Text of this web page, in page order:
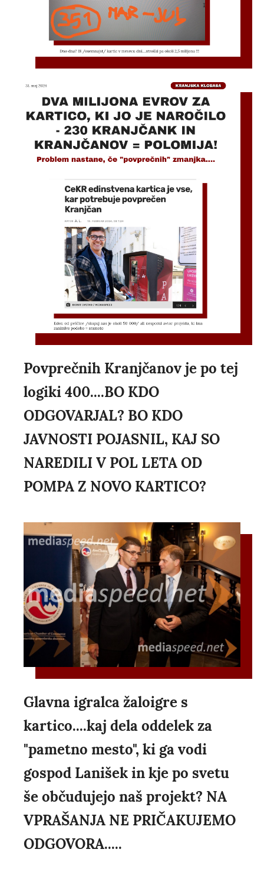
Povprečnih Kranjčanov je po tej
logiki 400....BO KDO
ODGOVARJAL? BO KDO
JAVNOSTI POJASNIL, KAJ SO
NAREDILI V POL LETA OD
POMPA Z NOVO KARTICO?
Glavna igralca žaloigre s
kartico....kaj dela oddelek za
"pametno mesto", ki ga vodi
gospod Lanišek in kje po svetu
še občudujejo naš projekt? NA
VPRAŠANJA NE PRIČAKUJEMO
ODGOVORA.....